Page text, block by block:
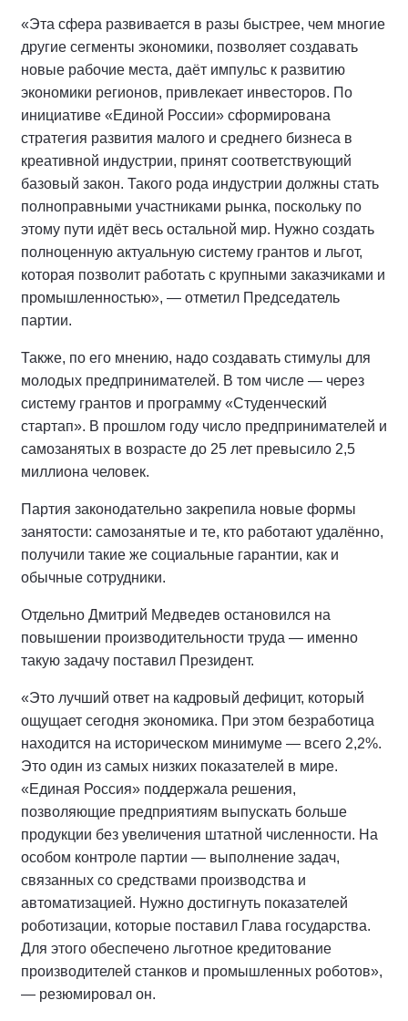
«Эта сфера развивается в разы быстрее, чем многие
другие сегменты экономики, позволяет создавать
новые рабочие места, даёт импульс к развитию
экономики регионов, привлекает инвесторов. По
инициативе «Единой России» сформирована
стратегия развития малого и среднего бизнеса в
креативной индустрии, принят соответствующий
базовый закон. Такого рода индустрии должны стать
полноправными участниками рынка, поскольку по
этому пути идёт весь остальной мир. Нужно создать
полноценную актуальную систему грантов и льгот,
которая позволит работать с крупными заказчиками и
промышленностью», — отметил Председатель
партии.
Также, по его мнению, надо создавать стимулы для
молодых предпринимателей. В том числе — через
систему грантов и программу «Студенческий
стартап». В прошлом году число предпринимателей и
самозанятых в возрасте до 25 лет превысило 2,5
миллиона человек.
Партия законодательно закрепила новые формы
занятости: самозанятые и те, кто работают удалённо,
получили такие же социальные гарантии, как и
обычные сотрудники.
Отдельно Дмитрий Медведев остановился на
повышении производительности труда — именно
такую задачу поставил Президент.
«Это лучший ответ на кадровый дефицит, который
ощущает сегодня экономика. При этом безработица
находится на историческом минимуме — всего 2,2%.
Это один из самых низких показателей в мире.
«Единая Россия» поддержала решения,
позволяющие предприятиям выпускать больше
продукции без увеличения штатной численности. На
особом контроле партии — выполнение задач,
связанных со средствами производства и
автоматизацией. Нужно достигнуть показателей
роботизации, которые поставил Глава государства.
Для этого обеспечено льготное кредитование
производителей станков и промышленных роботов»,
— резюмировал он.